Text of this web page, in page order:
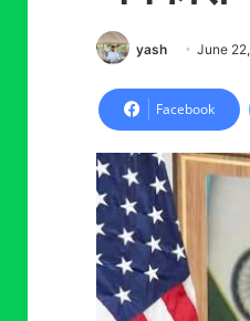
yash June
Facebook